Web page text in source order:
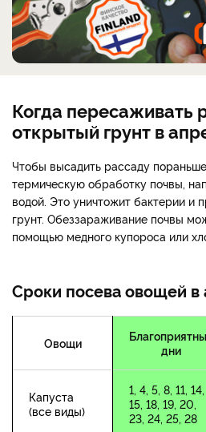
Когда пересаживать
открытый грунт в
Чтобы высадить рассаду
термическую обработку почвы,
водой. Это уничтожит бактерии и
грунт. Обеззараживание почвы
помощью медного купороса или
Сроки посева овощей в
Овощи
дни
Капуста
(все виды)
1, 4, 5, 8, 11, 14,
15, 18, 19, 20,
23, 24, 25, 28